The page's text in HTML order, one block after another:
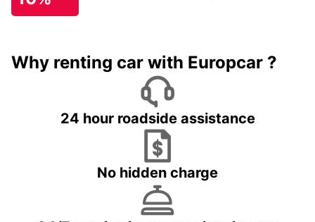
Why renting car with Europcar ?
24 hour roadside assistance
No hidden charge